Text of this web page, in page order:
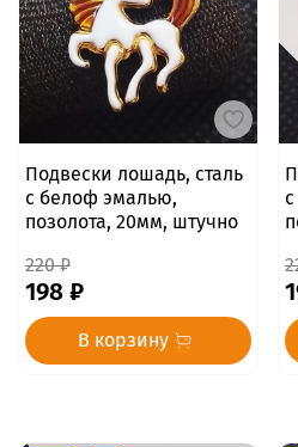
Подвески лошадь, сталь
с белоф эмалью,
позолота, 20мм, штучно
220 ₽
198 ₽
В корзину